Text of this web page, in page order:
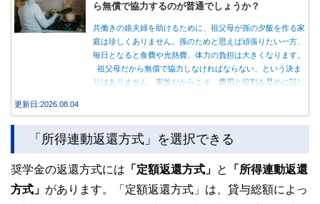
ら無償で協力するのが普通でしょうか？
共働きの娘夫婦を助けるために、祖父母が孫の夕飯を作る家
庭は珍しくありません。孫のためと思えば頑張りたい一方、
毎日となると食費や光熱費、体力の負担は大きくなります。
祖父母だから無償で協力しなければならない、という決ま
りはありません。家族だからこそ、費用と役割を早めに話し
更新日:2026.08.04
「所得連動返還方式」を選択できる
奨学金の返還方式には 「定額返還方式」 と
「所得連動返還
方式」 があります。「定額返還方式」は、貸与総額によっ